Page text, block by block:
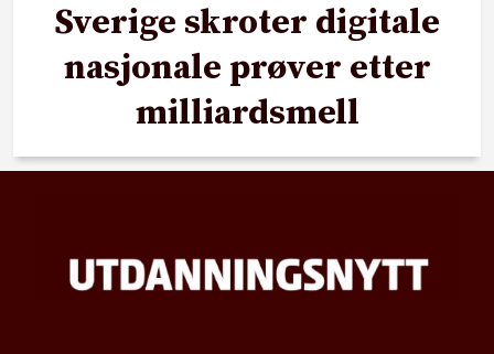
Sverige skroter digitale
nasjonale prøver etter
milliardsmell